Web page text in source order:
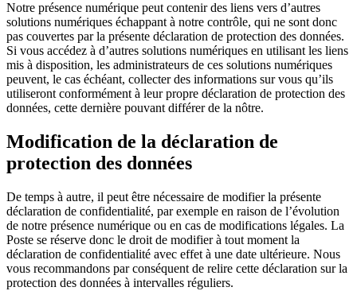
Notre présence numérique peut contenir des liens vers d’autres
solutions numériques échappant à notre contrôle, qui ne sont donc
pas couvertes par la présente déclaration de protection des données.
Si vous accédez à d’autres solutions numériques en utilisant les liens
mis à disposition, les administrateurs de ces solutions numériques
peuvent, le cas échéant, collecter des informations sur vous qu’ils
utiliseront conformément à leur propre déclaration de protection des
données, cette dernière pouvant différer de la nôtre.
Modification de la déclaration de
protection des données
De temps à autre, il peut être nécessaire de modifier la présente
déclaration de confidentialité, par exemple en raison de l’évolution
de notre présence numérique ou en cas de modifications légales. La
Poste se réserve donc le droit de modifier à tout moment la
déclaration de confidentialité avec effet à une date ultérieure. Nous
vous recommandons par conséquent de relire cette déclaration sur la
protection des données à intervalles réguliers.